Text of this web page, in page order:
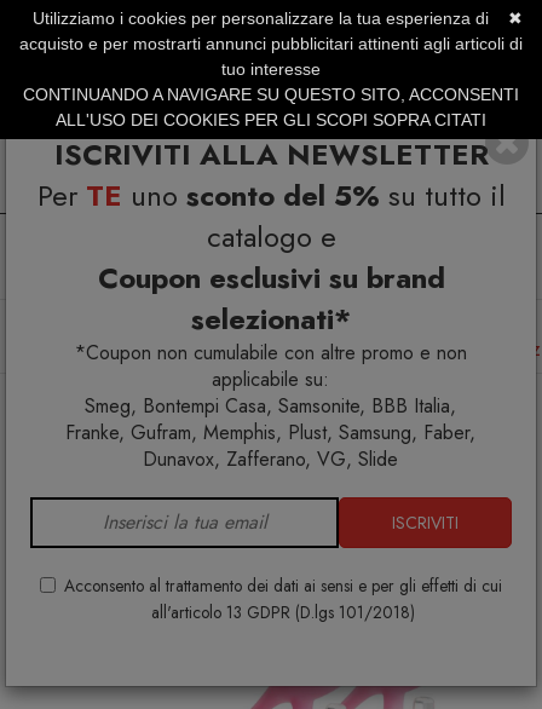
ISCRIVITI ALLA NEWSLETTER
Per TE uno sconto del 5% su tutto il
catalogo e
Coupon esclusivi su brand
selezionati*
*Coupon non cumulabile con altre promo e non
applicabile su:
Smeg, Bontempi Casa, Samsonite, BBB Italia,
Franke, Gufram, Memphis, Plust, Samsung, Faber,
Dunavox, Zafferano, VG, Slide
ISCRIVITI
Acconsento al trattamento dei dati ai sensi e per gli effetti di cui
all'articolo 13 GDPR (D.lgs 101/2018)
SERVIZIO CLIENTI +39.0773.470.562
SUMMER SALES | Fino al 31 Agosto
Cucina Lifestyle
Accessori Cucina
Oggetti di Design Originali
Mollette Peg Sparrow set 4 pz
✖
Utilizziamo i cookies per personalizzare la tua esperienza di
acquisto e per mostrarti annunci pubblicitari attinenti agli articoli di
tuo interesse
CONTINUANDO A NAVIGARE SU QUESTO SITO, ACCONSENTI
ALL'USO DEI COOKIES PER GLI SCOPI SOPRA CITATI